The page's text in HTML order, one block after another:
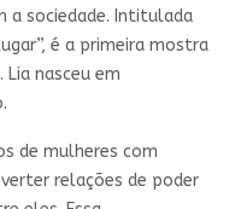
a sociedade. Intitulada
é a primeira mostra
nasceu em
de mulheres com
relações de poder